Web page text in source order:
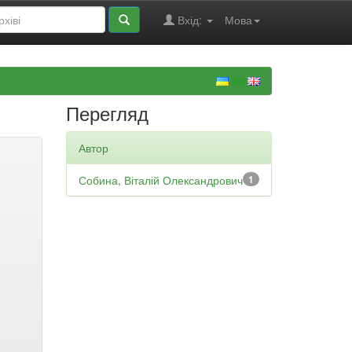
Мова
Вхід:
Перегляд
Автор
1
Собина, Віталій Олександрович